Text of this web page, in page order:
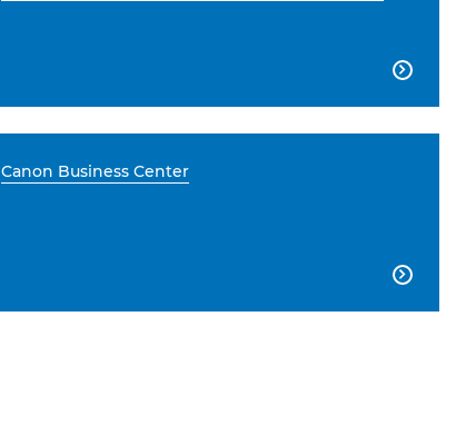

Canon Business Center
